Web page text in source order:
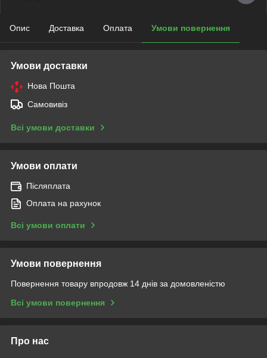
Опис Доставка Оплата Умови повернення
Умови доставки
Нова Пошта
Самовивіз
Всі умови доставки
Умови оплати
Післяплата
Оплата на рахунок
Всі умови оплати
Умови повернення
Повернення товару впродовж 14 днів за домовленістю
Всі умови повернення
Про нас